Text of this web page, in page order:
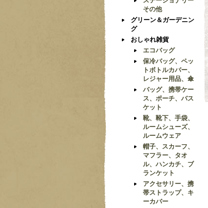
その他
グリーン＆ガーデニン
グ
おしゃれ雑貨
エコバッグ
保冷バッグ、ペッ
トボトルカバー、
レジャー用品、傘
バッグ、携帯ケー
ス、ポーチ、バス
ケット
靴、靴下、手袋、
ルームシューズ、
ルームウェア
帽子、スカーフ、
マフラー、タオ
ル、ハンカチ、ブ
ランケット
アクセサリー、携
帯ストラップ、キ
ーカバー